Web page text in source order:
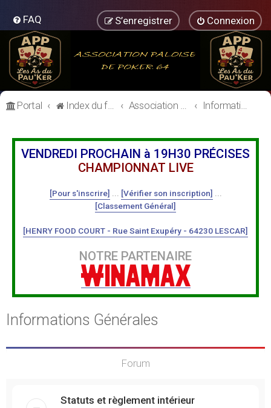
FAQ Connexion
S’enregistrer
Portal Index du forum Association Paloise de Poker Informations Générales
VENDREDI PROCHAIN à 19H30 PRÉCISES
CHAMPIONNAT LIVE
[Pour s'inscrire] [Vérifier son inscription]
[Classement Général]
[HENRY FOOD COURT - Rue Saint Exupéry - 64230 LESCAR]
NOTRE PARTENAIRE
Informations Générales
Forum
Statuts et règlement intérieur